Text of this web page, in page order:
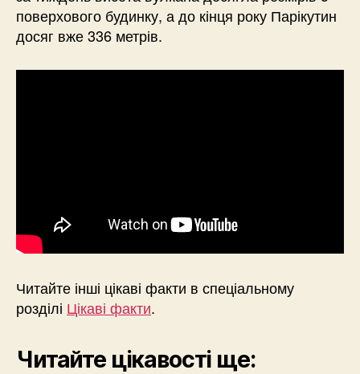
поверхового будинку, а до кінця року Парікутин
досяг вже 336 метрів.
Читайте інші цікаві факти в спеціальному
розділі Цікаві факти.
Читайте цікавості ще: